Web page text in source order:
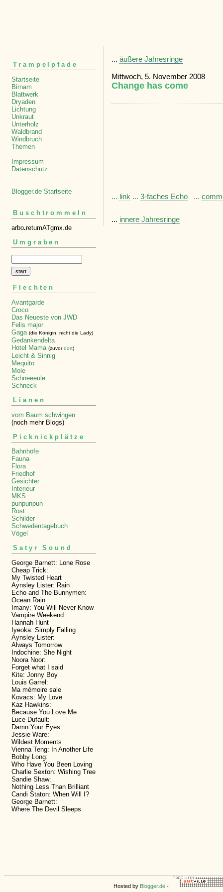
Trampelpfade
Startseite
Birnam
Blattwerk
Dryaden
Lichtung
Unkraut
Unterholz
Waldbrand
Windbruch
Themen
Impressum
Datenschutz
Blogger.de Startseite
Buschtrommeln
arbo.retumATgmx.de
Umgraben
Flechten
Avantgarde
Croco
Das Neueste von JWD
Felis major
Gaga (die Königin, nicht die Lady)
Gedankendelta
Hotel Mama (zuvordort)
Leicht & Sinnig
Mequito
Mole
Schneeeule
Schneck
Lianen
vom Baum schwingen
(noch mehr Blogs)
Picknickplätze
Bahnhöfe
Fauna
Flora
Friedhof
Gesichter
Interieur
MKS
punpunpun
Rost
Schilder
Schwedentagebuch
Vögel
Satyr Sound
George Barnett: Lone Rose
Cheap Trick:
My Twisted Heart
Aynsley Lister: Rain
Echo and The Bunnymen:
Ocean Rain
Imany: You Will Never Know
Vampire Weekend:
Hannah Hunt
Iyeoka: Simply Falling
Aynsley Lister:
Always Tomorrow
Indochine: She Night
Noora Noor:
Forget what I said
Kite: Jonny Boy
Louis Garrel:
Ma mémoire sale
Kovacs: My Love
Kaz Hawkins:
Because You Love Me
Luce Dufault:
Damn Your Eyes
Jessie Ware:
Wildest Moments
Vienna Teng: In Another Life
Bobby Long:
Who Have You Been Loving
Charlie Sexton: Wishing Tree
Sandie Shaw:
Nothing Less Than Brilliant
Candi Staton: When Will I?
George Barnett:
Where The Devil Sleeps
... äußere Jahresringe
Mittwoch, 5. November 2008
Change has come
... link ... 3-faches Echo ...
... innere Jahresringe
Hosted by Blogger.de-